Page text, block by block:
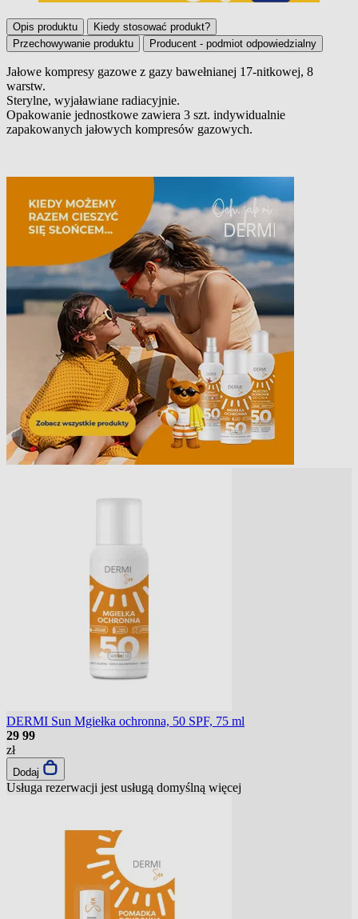
Opis produktu
Kiedy stosować produkt?
Przechowywanie produktu
Producent - podmiot odpowiedzialny
Opis produktu
Jałowe kompresy gazowe z gazy bawełnianej 17-nitkowej, 8
warstw.
Sterylne, wyjaławiane radiacyjnie.
Opakowanie jednostkowe zawiera 3 szt. indywidualnie
zapakowanych jałowych kompresów gazowych.
DERMI Sun Mgiełka ochronna, 50 SPF, 75 ml
29 99
zł
Dodaj
Usługa rezerwacji jest usługą domyślną więcej